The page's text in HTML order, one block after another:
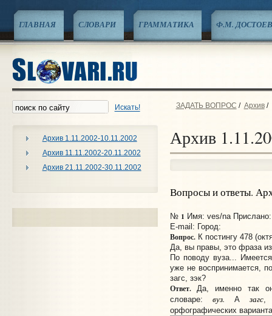
ГЛАВНАЯ СЛОВАРИ ГРАММАТИКА Ф.М.
Искать!
Архив 1.11.2002-10.11.2002
Архив 11.11.2002-20.11.2002
Архив 21.11.2002-30.11.2002
ЗАДАТЬ ВОПРОС / Архив/
Архив
Вопросы и ответы.
№ 1 Имя: ves/na
E-mail: Город:
Вопрос.К постингу 478
Да, вы правы, это фраза
По поводу вуза...
уже не воспринимается,
загс, зэк?
Ответ.Да, именно так
словаре: вуз. А загс,
орфографических